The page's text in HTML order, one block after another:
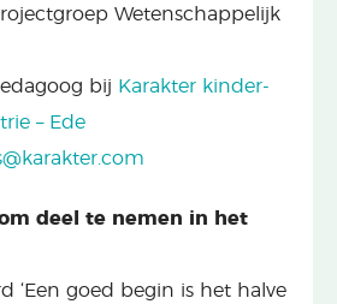
Wetenschappelijk
bij Karakter kinder-
– Ede
deel te nemen in het
‘Een goed begin is het halve